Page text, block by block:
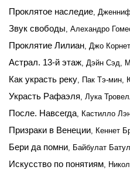
Проклятое наследие,
Звук свободы, Алехандро
Проклятие Лилиан, Джо
Астрал. 13-й этаж, Дэйн Сэд,
Как украсть реку, Пак Тэ-мин,
Украсть Рафаэля, Лука
После. Навсегда, Кастилло
Призраки в Венеции, Кеннет
Бери да помни, Байбулат
Искусство по понятиям,